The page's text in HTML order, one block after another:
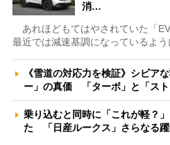
消…
あれほどもてはやされていた「
最近では減速基調になっているよ
《雪道の対応力を検証》シビア
ー」の真価 「ターボ」と「ス
乗り込むと同時に「これが軽？
た 「日産ルークス」さらなる